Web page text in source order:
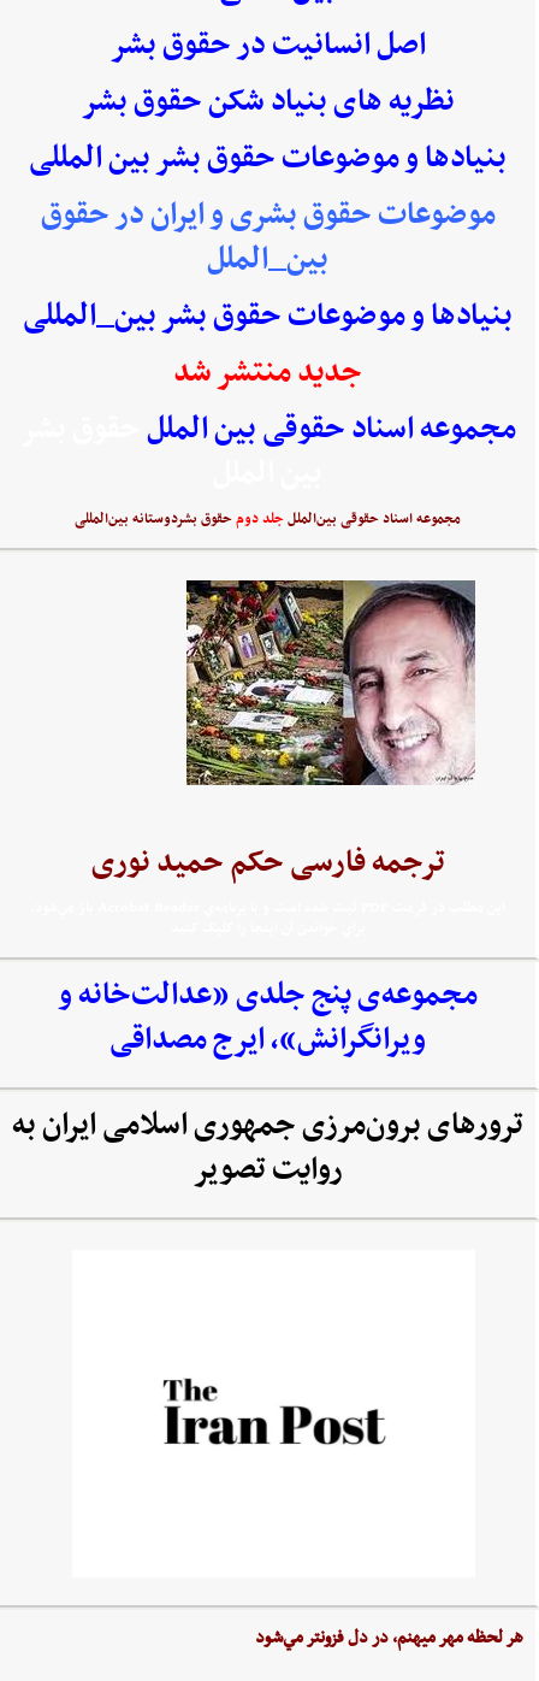
اصل انسانیت در حقوق بشر
نظریه های بنیاد شکن حقوق بشر
بنیادها و موضوعات حقوق بشر بین المللی
موضوعات حقوق بشری و ایران در حقوق
بین_الملل
بنیادها و موضوعات حقوق بشر بین_المللی
جدید منتشر شد
مجموعه اسناد حقوقی بین الملل
مجموعه اسناد حقوقی بین‌المللجلد دومحقوق بشردوستانه بین‌المللی
ترجمه فارسی حکم حمید نوری
مجموعه‌‌ی پنج جلدی «عدالت‌خانه و
ویرانگرانش»، ایرج مصداقی
ترورهای برون‌مرزی جمهوری اسلامی ایران به
روایت تصویر
هر لحظه‌ مهر ميهنم،‌ در دل‌ فزونتر مي‌شود